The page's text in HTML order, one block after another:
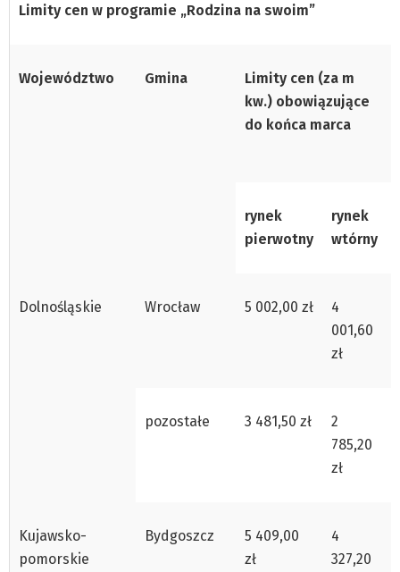
Limity cen w programie „Rodzina na swoim”
Województwo Gmina
Limity cen (za m
kw.) obowiązujące
do końca marca
rynek
pierwotny
rynek
wtórny
Dolnośląskie Wrocław 5 002,00 zł
4
001,60
zł
pozostałe 3 481,50 zł
2
785,20
zł
Kujawsko-
pomorskie
Bydgoszcz
5 409,00
zł
4
327,20